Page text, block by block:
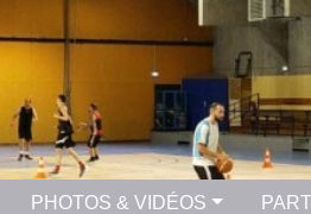
PHOTOS & VIDÉOS